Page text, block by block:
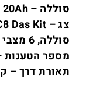
סוללה –
צג –
סוללה, 6 מצבי מהירות
מספר
תאורת דרך –